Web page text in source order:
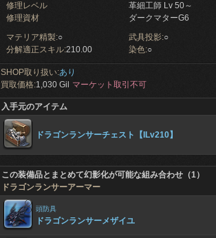
修理レベル
革細工師 Lv 50～
修理資材
ダークマターG6
マテリア精製:○ 武具投影:○
分解適正スキル:210.00 染色:○
SHOP取り扱い:あり
買取価格:1,030 Gil マーケット取引不可
入手元のアイテム
ドラゴンランサーチェスト【ILv210】
この装備品とまとめて幻影化が可能な組み合わせ（1）
ドラゴンランサーアーマー
頭防具
ドラゴンランサーメザイユ